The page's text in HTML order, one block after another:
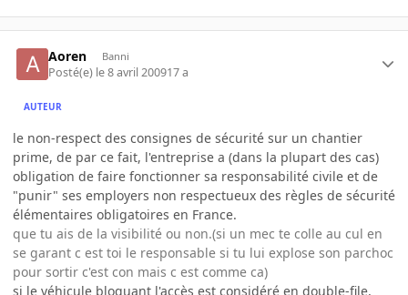
Aoren Banni
Posté(e) le 8 avril 200917 a
AUTEUR
le non-respect des consignes de sécurité sur un chantier
prime, de par ce fait, l'entreprise a (dans la plupart des cas)
obligation de faire fonctionner sa responsabilité civile et de
"punir" ses employers non respectueux des règles de sécurité
élémentaires obligatoires en France.
que tu ais de la visibilité ou non.(si un mec te colle au cul en
se garant c est toi le responsable si tu lui explose son parchoc
pour sortir c'est con mais c est comme ca)
si le véhicule bloquant l'accès est considéré en double-file,